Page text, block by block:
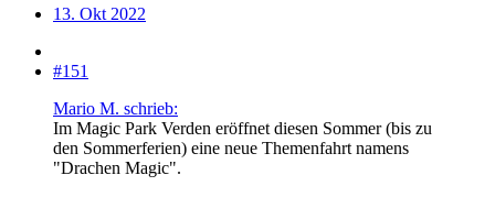
13. Okt 2022
#151
Mario M. schrieb:
Im Magic Park Verden eröffnet diesen Sommer (bis zu
den Sommerferien) eine neue Themenfahrt namens
"Drachen Magic".